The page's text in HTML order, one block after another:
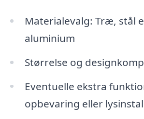
Materialevalg: Træ, stål
aluminium
Størrelse og
Eventuelle ekstra
opbevaring eller